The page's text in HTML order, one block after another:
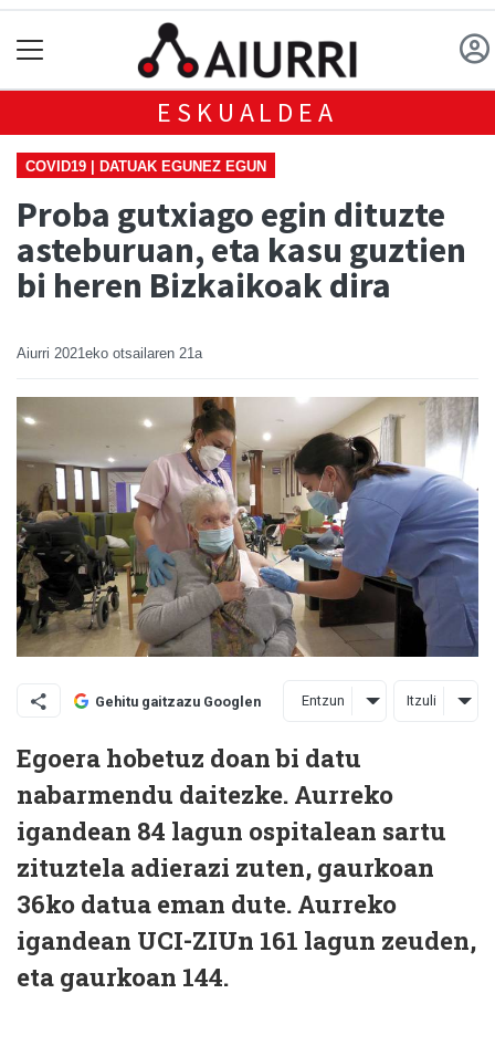
ESKUALDEA
COVID19 | DATUAK EGUNEZ EGUN
Proba gutxiago egin dituzte
asteburuan, eta kasu guztien
bi heren Bizkaikoak dira
Aiurri 2021eko otsailaren 21a
Gehitu gaitzazu Googlen Entzun Itzuli
Egoera hobetuz doan bi datu
nabarmendu daitezke. Aurreko
igandean 84 lagun ospitalean sartu
zituztela adierazi zuten, gaurkoan
36ko datua eman dute. Aurreko
igandean UCI-ZIUn 161 lagun zeuden,
eta gaurkoan 144.